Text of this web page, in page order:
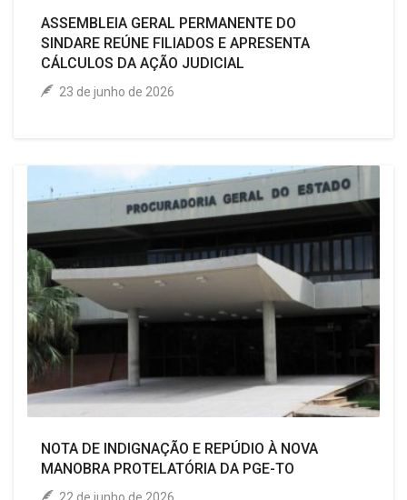
ASSEMBLEIA GERAL PERMANENTE DO
SINDARE REÚNE FILIADOS E APRESENTA
CÁLCULOS DA AÇÃO JUDICIAL
23 de junho de 2026
NOTA DE INDIGNAÇÃO E REPÚDIO À NOVA
MANOBRA PROTELATÓRIA DA PGE-TO
22 de junho de 2026